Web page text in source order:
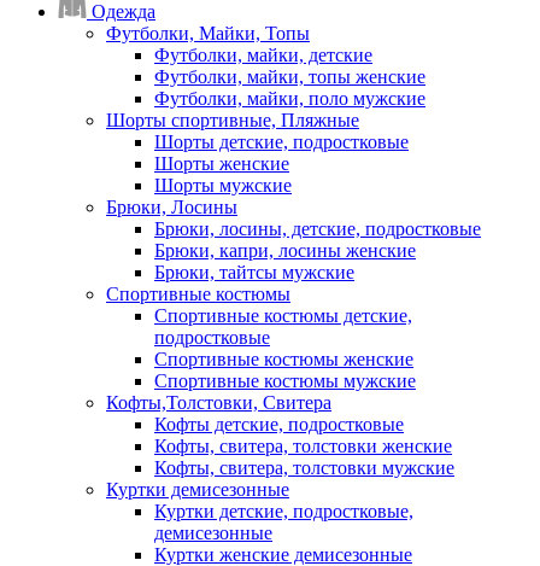
Одежда
Футболки, Майки, Топы
Футболки, майки, детские
Футболки, майки, топы женские
Футболки, майки, поло мужские
Шорты спортивные, Пляжные
Шорты детские, подростковые
Шорты женские
Шорты мужские
Брюки, Лосины
Брюки, лосины, детские, подростковые
Брюки, капри, лосины женские
Брюки, тайтсы мужские
Спортивные костюмы
Спортивные костюмы детские,
подростковые
Спортивные костюмы женские
Спортивные костюмы мужские
Кофты,Толстовки, Свитера
Кофты детские, подростковые
Кофты, свитера, толстовки женские
Кофты, свитера, толстовки мужские
Куртки демисезонные
Куртки детские, подростковые,
демисезонные
Куртки женские демисезонные